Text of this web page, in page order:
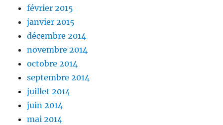
février 2015
janvier 2015
décembre 2014
novembre 2014
octobre 2014
septembre 2014
juillet 2014
juin 2014
mai 2014